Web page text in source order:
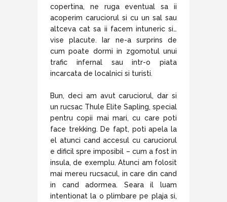
copertina, ne ruga eventual sa ii
acoperim caruciorul si cu un sal sau
altceva cat sa ii facem intuneric si…
vise placute. Iar ne-a surprins de
cum poate dormi in zgomotul unui
trafic infernal sau intr-o piata
incarcata de localnici si turisti.
Bun, deci am avut caruciorul, dar si
un rucsac Thule Elite Sapling, special
pentru copii mai mari, cu care poti
face trekking. De fapt, poti apela la
el atunci cand accesul cu caruciorul
e dificil spre imposibil – cum a fost in
insula, de exemplu. Atunci am folosit
mai mereu rucsacul, in care din cand
in cand adormea. Seara il luam
intentionat la o plimbare pe plaja si,